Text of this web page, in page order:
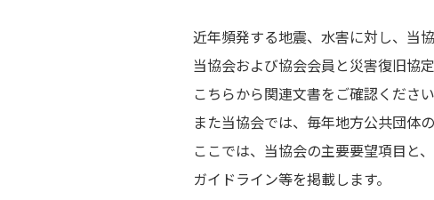
近年頻発する地震、水害に対し、当
当協会および協会会員と災害復旧協
こちらから関連文書をご確認ください
また当協会では、毎年地方公共団体
ここでは、当協会の主要要望項目と
ガイドライン等を掲載します。